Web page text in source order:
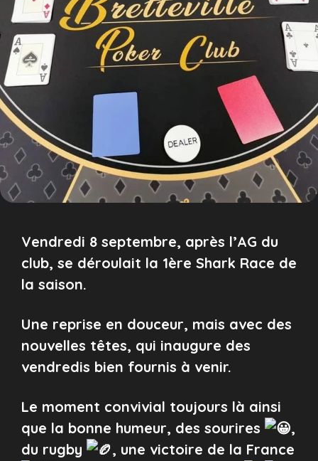
Vendredi 8 septembre, après l’AG du
club, se déroulait la 1ère Shark Race de
la saison.
Une reprise en douceur, mais avec des
nouvelles têtes, qui inaugure des
vendredis bien fournis à venir.
Le moment convivial toujours là ainsi
que la bonne humeur, des sourires
,
du rugby
, une victoire de la France